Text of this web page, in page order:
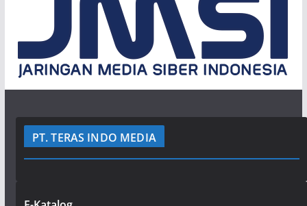
PT. TERAS INDO MEDIA